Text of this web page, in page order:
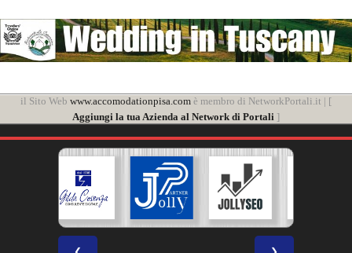
il Sito Web www.accomodationpisa.com è membro di NetworkPortali.it | [
Aggiungi la tua Azienda al Network di Portali ]